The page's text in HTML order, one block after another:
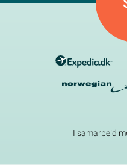
5
I samarbeid